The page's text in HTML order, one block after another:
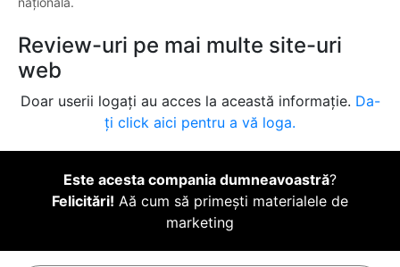
Review-uri pe mai multe site-uri
web
Doar userii logați au acces la această informație. Da-
ți click aici pentru a vă loga.
Este acesta compania dumneavoastră?
Felicitări! Aă cum să primești materialele de
marketing